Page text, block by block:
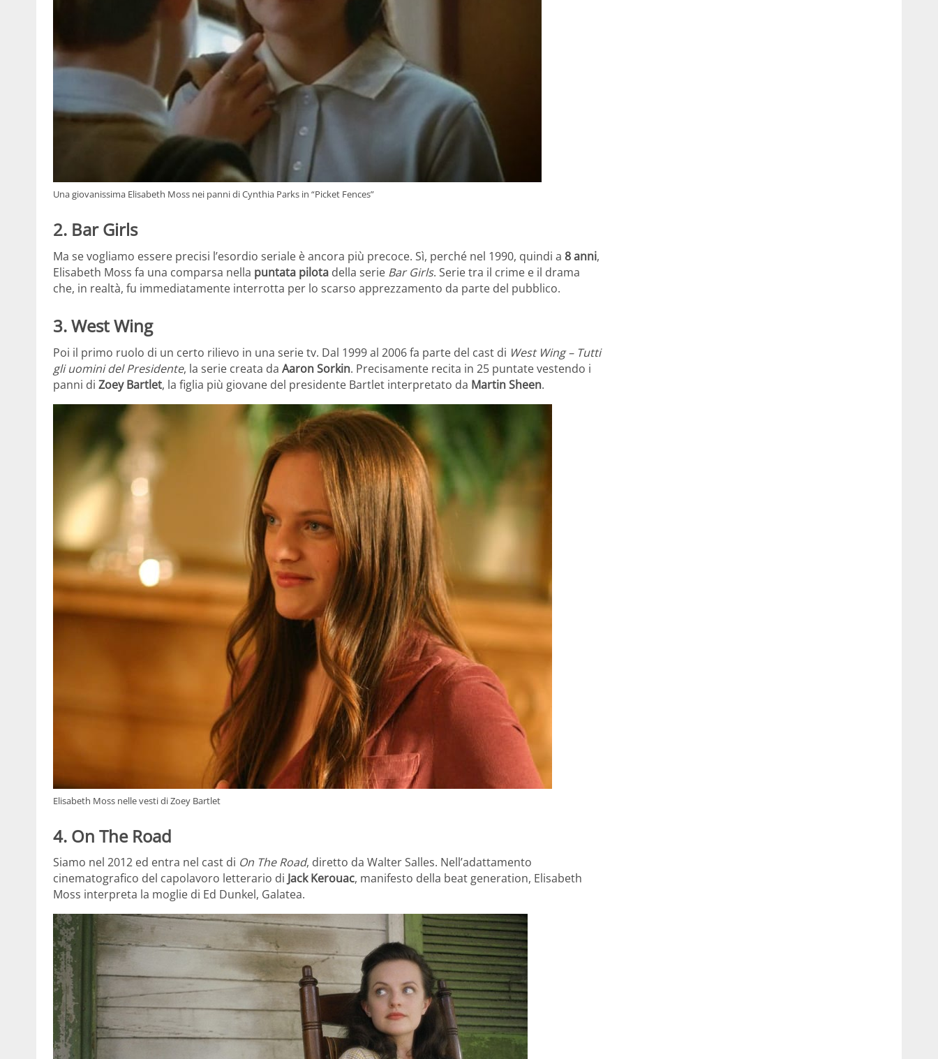
Una giovanissima Elisabeth Moss nei panni di Cynthia Parks in “Picket Fences”
2. Bar Girls
Ma se vogliamo essere precisi l’esordio seriale è ancora più precoce. Sì, perché nel 1990, quindi a 8 anni,
Elisabeth Moss fa una comparsa nella puntata pilota della serie Bar Girls. Serie tra il crime e il drama
che, in realtà, fu immediatamente interrotta per lo scarso apprezzamento da parte del pubblico.
3. West Wing
Poi il primo ruolo di un certo rilievo in una serie tv. Dal 1999 al 2006 fa parte del cast di West Wing – Tutti
gli uomini del Presidente, la serie creata da Aaron Sorkin. Precisamente recita in 25 puntate vestendo i
panni di Zoey Bartlet, la figlia più giovane del presidente Bartlet interpretato da Martin Sheen.
Elisabeth Moss nelle vesti di Zoey Bartlet
4. On The Road
Siamo nel 2012 ed entra nel cast di On The Road, diretto da Walter Salles. Nell’adattamento
cinematografico del capolavoro letterario di Jack Kerouac, manifesto della beat generation, Elisabeth
Moss interpreta la moglie di Ed Dunkel, Galatea.